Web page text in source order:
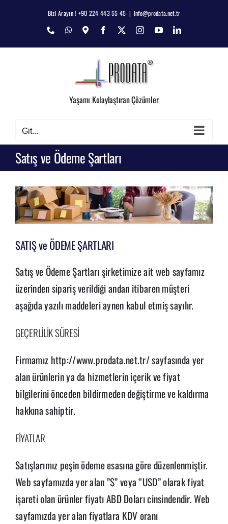
Bizi Arayın ! +90 224 443 55 45 | info@prodata.net.tr
Phone WhatsApp
Map Facebook Instagram
YouTubeLinkedIn
Yaşamı Kolaylaştıran Çözümler
Git...
Satış ve Ödeme Şartları
SATIŞ ve ÖDEME ŞARTLARI
Satış ve Ödeme Şartları şirketimize ait web sayfamız
üzerinden sipariş verildiği andan itibaren müşteri
aşağıda yazılı maddeleri aynen kabul etmiş sayılır.
GEÇERLİLİK SÜRESİ
Firmamız http://www.prodata.net.tr/ sayfasında yer
alan ürünlerin ya da hizmetlerin içerik ve fiyat
bilgilerini önceden bildirmeden değiştirme ve kaldırma
hakkına sahiptir.
FİYATLAR
Satışlarımız peşin ödeme esasına göre düzenlenmiştir.
Web sayfamızda yer alan ”$” veya “USD” olarak fiyat
işareti olan ürünler fiyatı ABD Doları cinsindendir. Web
sayfamızda yer alan fiyatlara KDV oranı